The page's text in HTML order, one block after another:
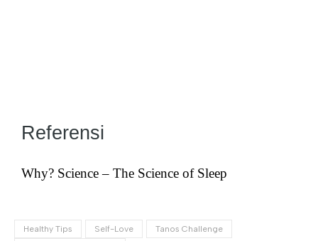
Referensi
Why? Science – The Science of Sleep
Healthy Tips Self-Love
Tanos Challenge